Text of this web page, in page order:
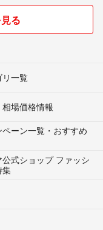
る
リ一覧
相場価格情報
ペーン一覧・おすすめ
公式ショップ ファッシ
集